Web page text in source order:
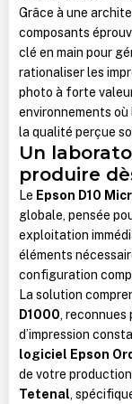
Grâce à une
composants
clé en main pour
rationaliser les
photo à forte
environnements
la qualité perçue
Un
produire
Le Epson D10
globale, pensée
exploitation
éléments
configuration
La solution
D1000,
d’impression
logiciel Epson
de votre
Tetenal,